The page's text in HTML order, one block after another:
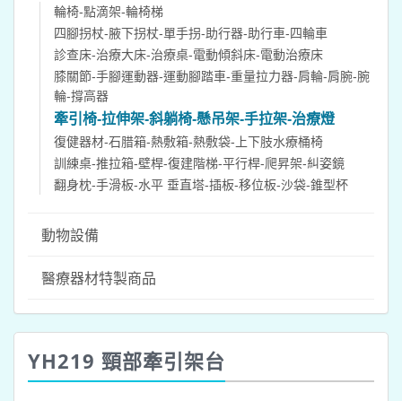
輪椅-點滴架-輪椅梯
四腳拐杖-腋下拐杖-單手拐-助行器-助行車-四輪車
診查床-治療大床-治療桌-電動傾斜床-電動治療床
膝關節-手腳運動器-運動腳踏車-重量拉力器-肩輪-肩腕-腕
輪-撐高器
牽引椅-拉伸架-斜躺椅-懸吊架-手拉架-治療燈
復健器材-石腊箱-熱敷箱-熱敷袋-上下肢水療桶椅
訓練桌-推拉箱-壁桿-復建階梯-平行桿-爬昇架-糾姿鏡
翻身枕-手滑板-水平 垂直塔-插板-移位板-沙袋-錐型杯
動物設備
醫療器材特製商品
YH219 頸部牽引架台